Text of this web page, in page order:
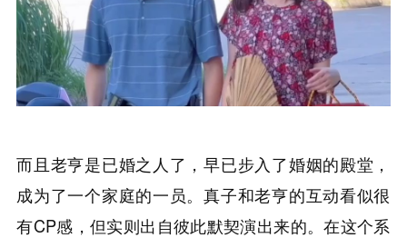
而且老亨是已婚之人了，早已步入了婚姻的殿堂，
成为了一个家庭的一员。真子和老亨的互动看似很
有CP感，但实则出自彼此默契演出来的。在这个系